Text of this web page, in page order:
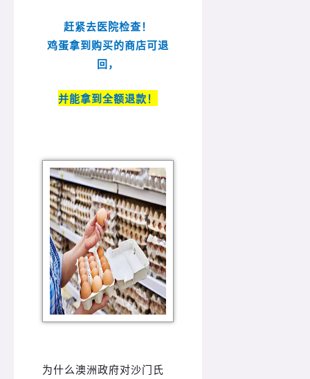
赶紧去医院检查！
鸡蛋拿到购买的商店可退
回，
并能拿到全额退款！
为什么澳洲政府对沙门氏